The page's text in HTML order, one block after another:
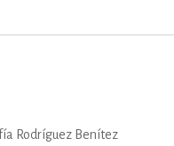
Rodríguez Benítez